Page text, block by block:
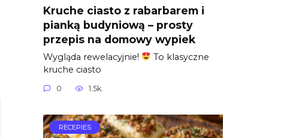
Kruche ciasto z rabarbarem i
pianką budyniową – prosty
przepis na domowy wypiek
Wygląda rewelacyjnie!
To klasyczne
kruche ciasto
0 1.5k.
RECEPIES